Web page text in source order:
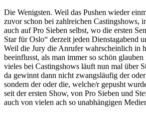
Die Wenigsten. Weil das Pushen wieder
zuvor schon bei zahlreichen Castingshows,
auch auf Pro Sieben selbst, wo die ersten
Star für Oslo“ derzeit jeden Dienstagabend
Weil die Jury die Anrufer wahrscheinlich in
beeinflusst, als man immer so schön
vieles bei Castingshows läuft nun mal über
da gewinnt dann nicht zwangsläufig der
sondern der oder die, welche/r gepusht
seit der ersten Show, von Pro Sieben und
auch von vielen ach so unabhängigen